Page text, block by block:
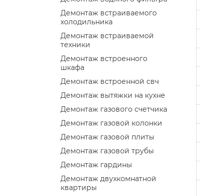
Демонтаж встраиваемого
холодильника
Демонтаж встраиваемой
техники
Демонтаж встроенного
шкафа
Демонтаж встроенной свч
Демонтаж вытяжки на кухне
Демонтаж газового счетчика
Демонтаж газовой колонки
Демонтаж газовой плиты
Демонтаж газовой трубы
Демонтаж гардины
Демонтаж двухкомнатной
квартиры